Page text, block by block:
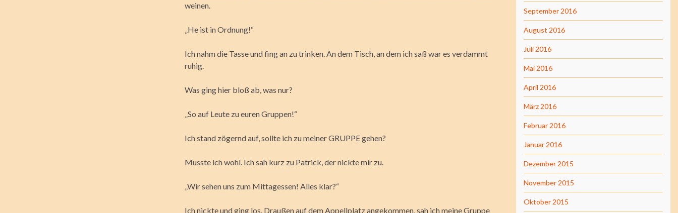
weinen.
„He ist in Ordnung!“
Ich nahm die Tasse und fing an zu trinken. An dem Tisch, an dem ich saß war es verdammt
ruhig.
Was ging hier bloß ab, was nur?
„So auf Leute zu euren Gruppen!“
Ich stand zögernd auf, sollte ich zu meiner GRUPPE gehen?
Musste ich wohl. Ich sah kurz zu Patrick, der nickte mir zu.
„Wir sehen uns zum Mittagessen! Alles klar?“
Ich nickte und ging los. Draußen auf dem Appellplatz angekommen, sah ich meine Gruppe
September 2016
August 2016
Juli 2016
Mai 2016
April 2016
März 2016
Februar 2016
Januar 2016
Dezember 2015
November 2015
Oktober 2015